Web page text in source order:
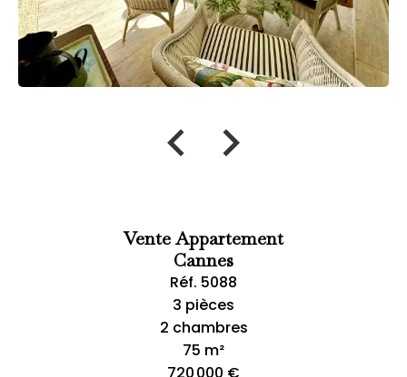
Vente Appartement
Cannes
Réf. 5088
3 pièces
2 chambres
75 m²